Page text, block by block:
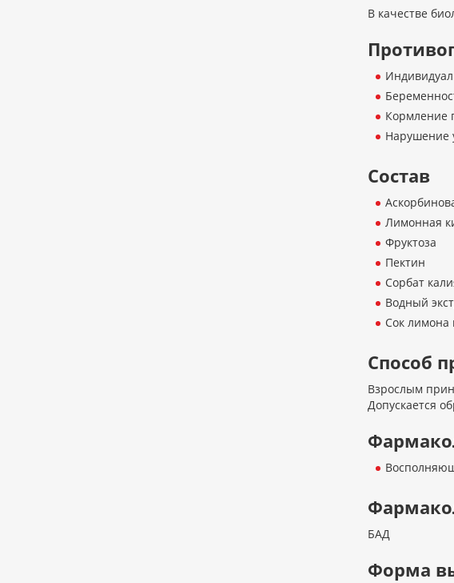
В качестве
Кормление
Нарушение
Состав
Лимонная
Фруктоза
Пектин
Сорбат
Водный
Сок лимона
Способ
Взрослым
Допускается
БАД
Форма